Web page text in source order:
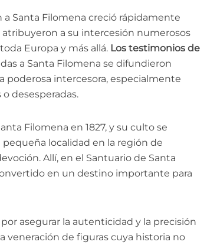
Santa Filomena creció rápidamente
a su intercesión numerosos
Europa y más allá. Los testimonios de
a Santa Filomena se difundieron
intercesora, especialmente
desesperadas.
Filomena en 1827, y su culto se
localidad en la región de
Allí, en el Santuario de Santa
en un destino importante para
asegurar la autenticidad y la precisión
veneración de figuras cuya historia no